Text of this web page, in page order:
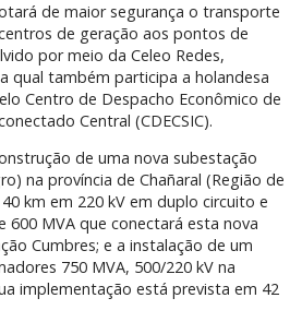
de maior segurança o transporte
de geração aos pontos de
por meio da Celeo Redes,
qual também participa a holandesa
Centro de Despacho Econômico de
Central (CDECSIC).
de uma nova subestação
na província de Chañaral (Região de
km em 220 kV em duplo circuito e
600 MVA que conectará esta nova
Cumbres; e a instalação de um
750 MVA, 500/220 kV na
implementação está prevista em 42